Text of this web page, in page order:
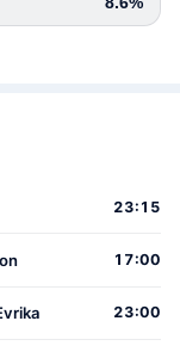
23:15
17:00
23:00